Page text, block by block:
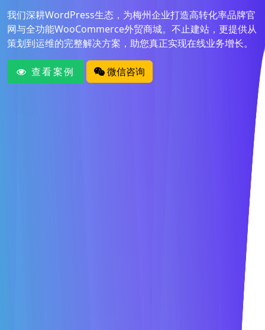
我们深耕WordPress生态，为梅州企业打造高转化率品牌官
网与全功能WooCommerce外贸商城。不止建站，更提供从
策划到运维的完整解决方案，助您真正实现在线业务增长。
查看案例 微信咨询